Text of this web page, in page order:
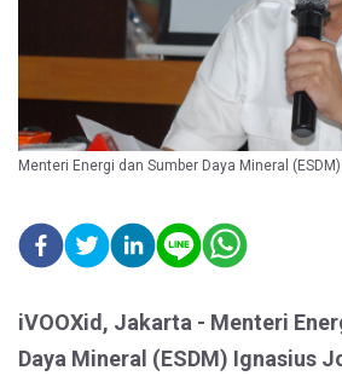
Menteri Energi dan Sumber Daya Mineral
iVOOXid, Jakarta - Menteri
Daya Mineral (ESDM) Ignasius